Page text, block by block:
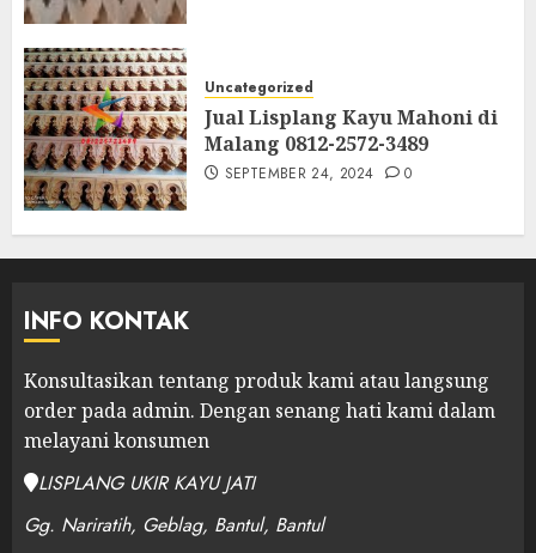
Uncategorized
Jual Lisplang Kayu Mahoni di
Malang 0812-2572-3489
SEPTEMBER 24, 2024 0
INFO KONTAK
Konsultasikan tentang produk kami atau langsung
order pada admin. Dengan senang hati kami dalam
melayani konsumen
LISPLANG UKIR KAYU JATI
Gg. Nariratih, Geblag, Bantul, Bantul